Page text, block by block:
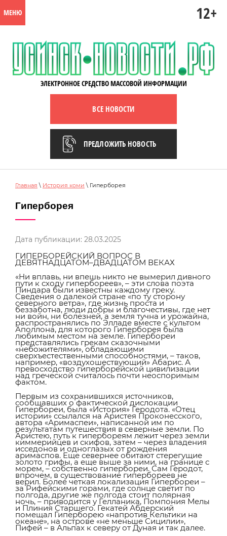
МЕНЮ 12+
ВСЕ НОВОСТИ
ЭЛЕКТРОННОЕ СРЕДСТВО МАССОВОЙ ИНФОРМАЦИИ
ПРЕДЛОЖИТЬ НОВОСТЬ
Главная \ История коми \ Гиперборея
Гиперборея
Дата публикации: 28.03.2025
ГИПЕРБОРЕЙСКИЙ ВОПРОС В
ДЕВЯТНАДЦАТОМ–ДВАДЦАТОМ ВЕКАХ
«Ни вплавь, ни впешь никто не вымерил дивного
пути к сходу гипербореев», – эти слова поэта
Пиндара были известны каждому греку.
Сведения о далекой стране «по ту сторону
северного ветра», где жизнь проста и
беззаботна, люди добры и благочестивы, где нет
ни войн, ни болезней, а земля тучна и урожайна,
распространялись по Элладе вместе с культом
Аполлона, для которого Гиперборея была
любимым местом на земле. Гипербореи
представлялись грекам сказочными
«небожителями», обладающими
сверхъестественными способностями, – таков,
например, «воздухошествующий» Абарис. А
превосходство гиперборейской цивилизации
над греческой считалось почти неоспоримым
фактом.
Первым из сохранившихся источников,
сообщавших о фактической дислокации
Гипербореи, была «История» Геродота. «Отец
истории» ссылался на Аристея Проконесского,
автора «Аримаспеи», написанной им по
результатам путешествия в северные земли. По
Аристею, путь к гипербореям лежит через земли
киммерийцев и скифов, затем – через владения
исседонов и одноглазых от рождения
аримаспов. Еще севернее обитают стерегущие
золото грифы, а еще выше за ними, на границе с
морем, – собственно гипербореи. Сам Геродот,
впрочем, в существование гипербореев не
верил. Более четкая локализация Гипербореи –
за Рифейскими горами, где солнце светит по
полгода, другие же полгода стоит полярная
ночь, – приводится у Гелланика, Помпония Мелы
и Плиния Старшего. Гекатей Абдерский
помещал Гиперборею «напротив Кельтики на
океане», на острове «не меньше Сицилии»,
Пифей – в Альпах к северу от Дуная и так далее.